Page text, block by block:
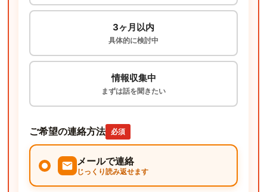
3ヶ月以内
具体的に検討中
情報収集中
まずは話を聞きたい
ご希望の連絡方法 必須
メールで連絡
じっくり読み返せます